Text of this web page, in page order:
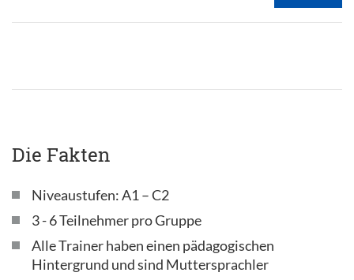
Die Fakten
Niveaustufen: A1 – C2
3 - 6 Teilnehmer pro Gruppe
Alle Trainer haben einen pädagogischen
Hintergrund und sind Muttersprachler